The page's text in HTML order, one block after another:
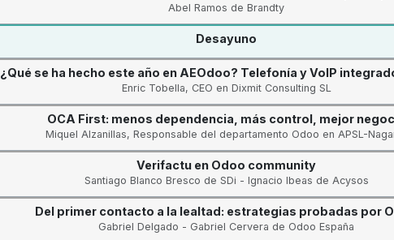
Abel Ramos de Brandty
Desayuno
¿Qué se ha hecho este año en AEOdoo? Telefonía y VoIP
Enric Tobella, CEO en Dixmit Consulting SL
OCA First: menos dependencia, más control, mejor
Miquel Alzanillas, Responsable del departamento Odoo en APSL-
Verifactu en Odoo community
Santiago Blanco Bresco de SDi - Ignacio Ibeas de Acysos
Del primer contacto a la lealtad: estrategias probadas por
Gabriel Delgado - Gabriel Cervera de Odoo España